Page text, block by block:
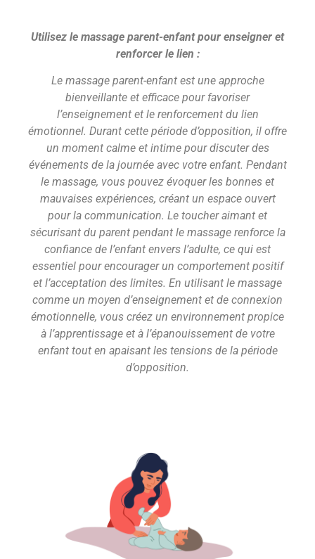
Utilisez le massage parent-enfant pour enseigner et
renforcer le lien :
Le massage parent-enfant est une approche
bienveillante et efficace pour favoriser
l’enseignement et le renforcement du lien
émotionnel. Durant cette période d’opposition, il offre
un moment calme et intime pour discuter des
événements de la journée avec votre enfant. Pendant
le massage, vous pouvez évoquer les bonnes et
mauvaises expériences, créant un espace ouvert
pour la communication. Le toucher aimant et
sécurisant du parent pendant le massage renforce la
confiance de l’enfant envers l’adulte, ce qui est
essentiel pour encourager un comportement positif
et l’acceptation des limites. En utilisant le massage
comme un moyen d’enseignement et de connexion
émotionnelle, vous créez un environnement propice
à l’apprentissage et à l’épanouissement de votre
enfant tout en apaisant les tensions de la période
d’opposition.